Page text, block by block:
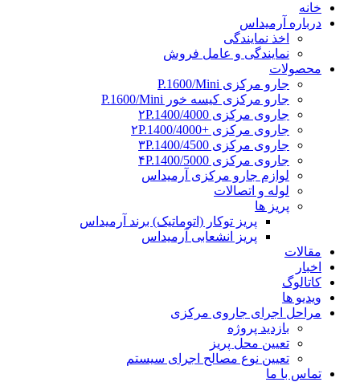
خانه
درباره آرمیداس
اخذ نمایندگی
نمایندگی و عامل فروش
محصولات
جارو مرکزی P.1600/Mini
جارو مرکزی کیسه خور P.1600/Mini
جاروی مرکزی ۲P.1400/4000
جاروی مرکزی +۲P.1400/4000
جاروی مرکزی ۳P.1400/4500
جاروی مرکزی ۴P.1400/5000
لوازم جارو مرکزی آرمیداس
لوله و اتصالات
پریز ها
پریز توکار (اتوماتیک) برند آرمیداس
پریز انشعابی آرمیداس
مقالات
اخبار
کاتالوگ
ویدیو ها
مراحل اجرای جاروی مرکزی
بازدید پروژه
تعیین محل پریز
تعیین نوع مصالح اجرای سیستم
تماس با ما